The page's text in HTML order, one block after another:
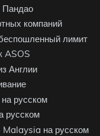
Пандао
компаний
лимит
ASOS
Англии
русском
русском
на русском